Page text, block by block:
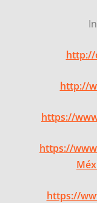
http://
http://
https://
https://
https://